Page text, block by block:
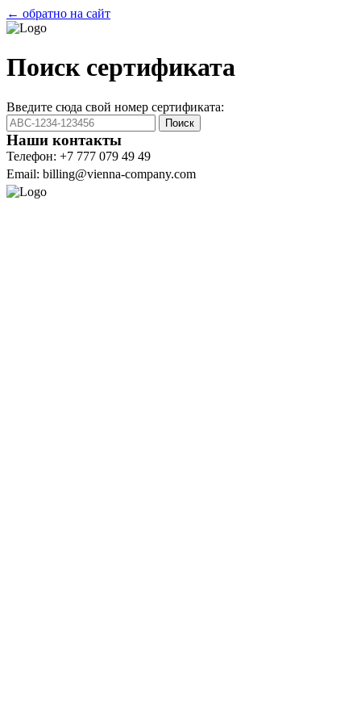
← обратно на сайт
Поиск сертификата
Введите сюда свой номер сертификата:
Поиск
Наши контакты
Телефон: +7 777 079 49 49
Email: billing@vienna-company.com